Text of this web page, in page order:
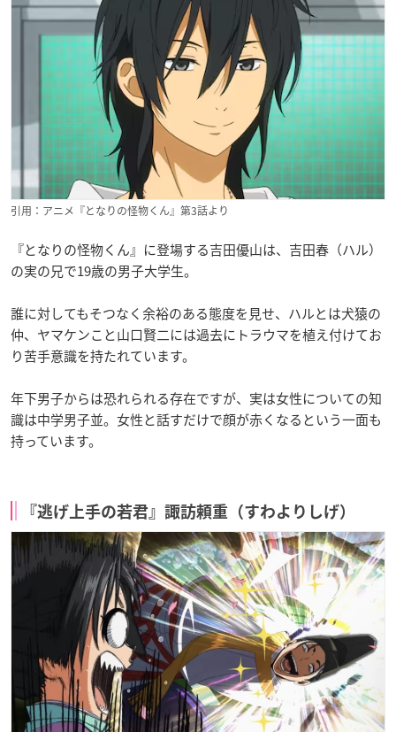
引用：アニメ『となりの怪物くん』第3話より
『となりの怪物くん』に登場する吉田優山は、吉田春（ハル）
の実の兄で19歳の男子大学生。
誰に対してもそつなく余裕のある態度を見せ、ハルとは犬猿の
仲、ヤマケンこと山口賢二には過去にトラウマを植え付けてお
り苦手意識を持たれています。
年下男子からは恐れられる存在ですが、実は女性についての知
識は中学男子並。女性と話すだけで顔が赤くなるという一面も
持っています。
『逃げ上手の若君』諏訪頼重（すわよりしげ）